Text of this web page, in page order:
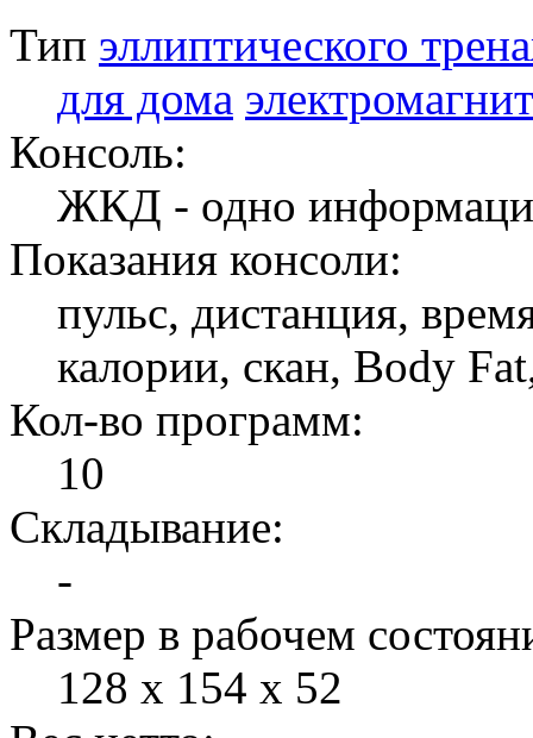
Тип эллиптического
для дома
Консоль:
ЖКД - одно
Показания консоли:
пульс, дистанция,
калории, скан, Body
Кол-во программ:
10
Складывание:
-
Размер в рабочем
128 x 154 x 52